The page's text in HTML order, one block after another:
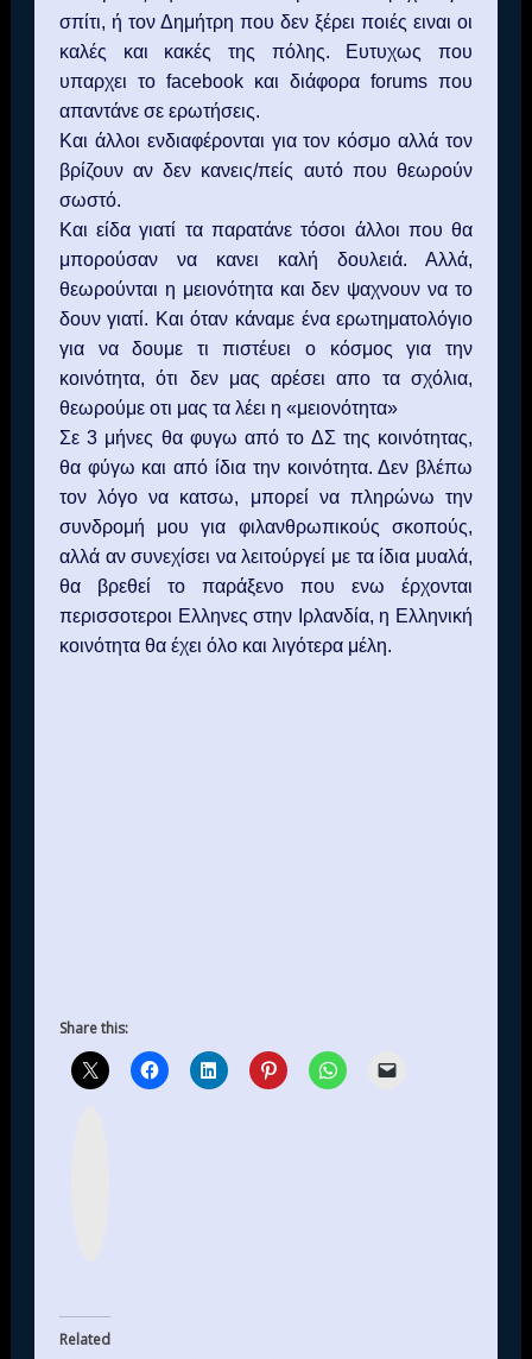
σπίτι, ή τον Δημήτρη που δεν ξέρει ποιές ειναι οι
καλές και κακές της πόλης. Ευτυχως που
υπαρχει το facebook και διάφοραforumsπου
απαντάνε σε ερωτήσεις.
Και άλλοι ενδιαφέρονται για τον κόσμο αλλά τον
βρίζουν αν δεν κανεις/πείς αυτό που θεωρούν
σωστό.
Και είδα γιατί τα παρατάνε τόσοι άλλοι που θα
μπορούσαν να κανει καλή δουλειά. Αλλά,
θεωρούνται η μειονότητα και δεν ψαχνουν να το
δουν γιατί. Και όταν κάναμε ένα ερωτηματολόγιο
για να δουμε τι πιστέυει ο κόσμος για την
κοινότητα, ότι δεν μας αρέσει απο τα σχόλια,
θεωρούμε οτι μας τα λέει η «μειονότητα»
Σε 3 μήνες θα φυγω από το ΔΣ της κοινότητας,
θα φύγω και από ίδια την κοινότητα. Δεν βλέπω
τον λόγο να κατσω, μπορεί να πληρώνω την
συνδρομή μου για φιλανθρωπικούς σκοπούς,
αλλά αν συνεχίσει να λειτούργεί με τα ίδια μυαλά,
θα βρεθεί το παράξενο που ενω έρχονται
περισσοτεροι Ελληνες στην Ιρλανδία, η Ελληνική
κοινότητα θα έχει όλο και λιγότερα μέλη.
Share this:
Related